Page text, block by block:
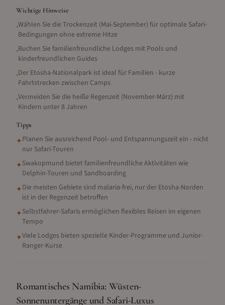
Wichtige Hinweise
•Wählen Sie die Trockenzeit (Mai-September) für optimale Safari-
Bedingungen ohne extreme Hitze
•Buchen Sie familienfreundliche Lodges mit Pools und
kinderfreundlichen Guides
•Der Etosha-Nationalpark ist ideal für Familien - kurze
Fahrtstrecken zwischen Camps
•Vermeiden Sie die heiße Regenzeit (November-März) mit
Kindern unter 8 Jahren
Tipps
✦Planen Sie ausreichend Pool- und Entspannungszeit ein - nicht
nur Safari-Touren
✦Swakopmund bietet familienfreundliche Aktivitäten wie
Delphin-Touren und Sandboarding
✦Die meisten Gebiete sind malaria-frei, nur der Etosha-Norden
ist in der Regenzeit betroffen
✦Selbstfahrer-Safaris ermöglichen flexibles Reisen im eigenen
Tempo
✦Viele Lodges bieten spezielle Kinder-Programme und Junior-
Ranger-Kurse
Romantisches Namibia: Wüsten-
Sonnenuntergänge und Safari-Luxus